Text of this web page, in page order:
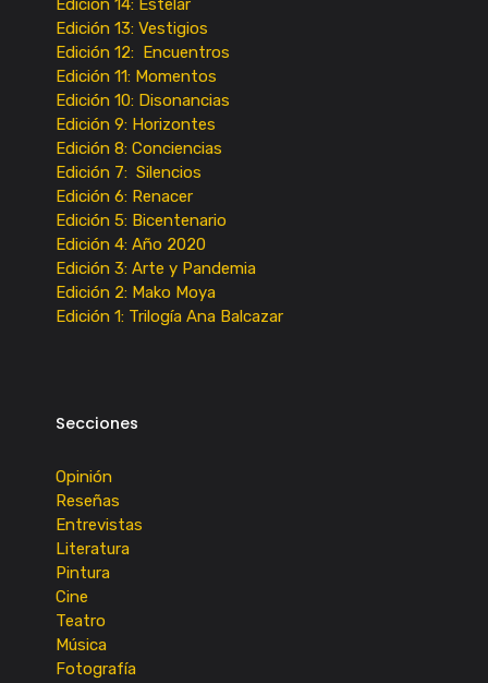
Edición 14: Estelar
Edición 13: Vestigios
Edición 12: Encuentros
Edición 11: Momentos
Edición 10: Disonancias
Edición 9: Horizontes
Edición 8: Conciencias
Edición 7: Silencios
Edición 6: Renacer
Edición 5: Bicentenario
Edición 4: Año 2020
Edición 3: Arte y Pandemia
Edición 2: Mako Moya
Edición 1: Trilogía Ana Balcazar
Secciones
Opinión
Reseñas
Entrevistas
Literatura
Pintura
Cine
Teatro
Música
Fotografía